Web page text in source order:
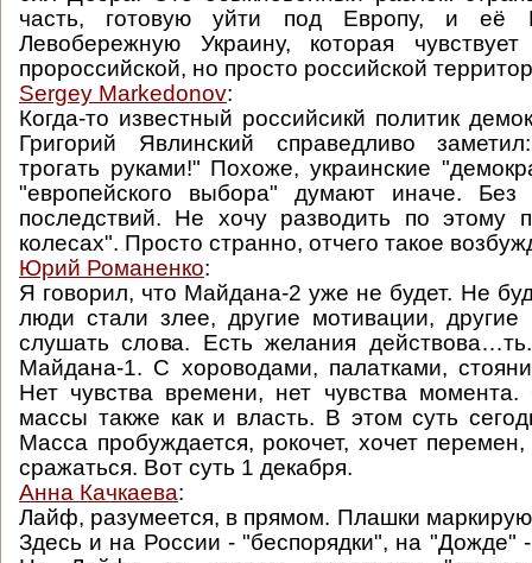
часть, готовую уйти под Европу, и её
Левобережную Украину, которая
пророссийской, но просто российской
Sergey Markedonov:
Когда-то известный российсикй политик
Григорий Явлинский справедливо
трогать руками!" Похоже, украинские
"европейского выбора" думают иначе. Без
последствий. Не хочу разводить по этому
колесах". Просто странно, отчего такое
Юрий Романенко:
Я говорил, что Майдана-2 уже не будет. Не
люди стали злее, другие мотивации,
слушать слова. Есть желания
Майдана-1. С хороводами, палатками,
Нет чувства времени, нет чувства момента.
массы также как и власть. В этом суть
Масса пробуждается, рокочет, хочет
сражаться. Вот суть 1 декабря.
Анна Качкаева:
Лайф, разумеется, в прямом. Плашки
Здесь и на России - "беспорядки", на "Дожде"